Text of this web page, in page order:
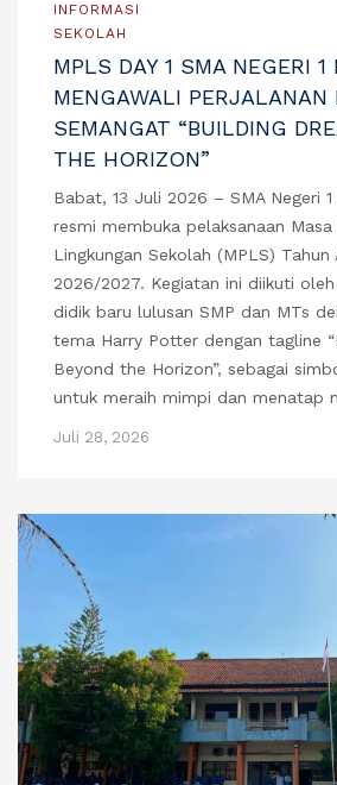
INFORMASI
SEKOLAH
MPLS DAY 1 SMA NEGERI 1
MENGAWALI PERJALANAN
SEMANGAT “BUILDING
THE HORIZON”
Babat, 13 Juli 2026 – SMA Negeri
resmi membuka pelaksanaan Masa
Lingkungan Sekolah (MPLS) Tahun
2026/2027. Kegiatan ini diikuti
didik baru lulusan SMP dan MTs
tema Harry Potter dengan tagline
Beyond the Horizon”, sebagai
untuk meraih mimpi dan menatap
Juli 28, 2026